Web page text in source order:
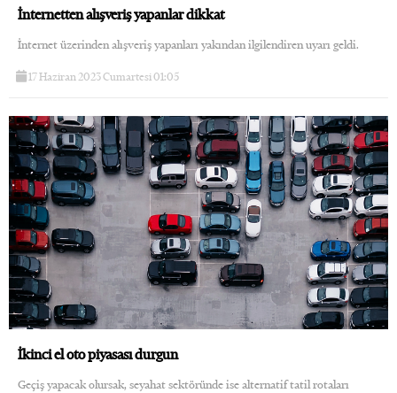
İnternetten alışveriş yapanlar dikkat
İnternet üzerinden alışveriş yapanları yakından ilgilendiren uyarı geldi.
17 Haziran 2023 Cumartesi 01:05
İkinci el oto piyasası durgun
Geçiş yapacak olursak, seyahat sektöründe ise alternatif tatil rotaları